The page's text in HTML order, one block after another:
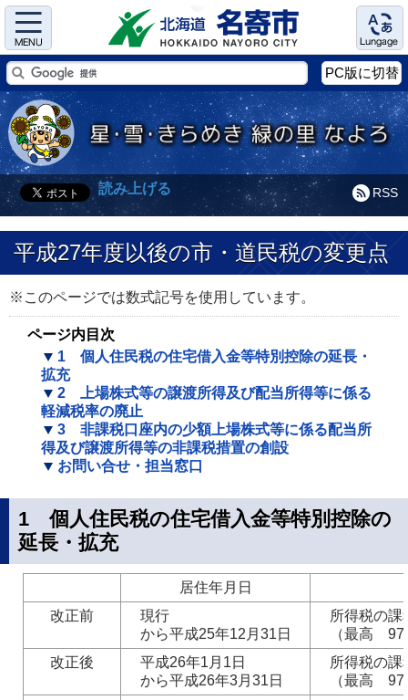
Menu Language
PC版に切替
RSS
読み上げる
平成27年度以後の市・道民税の変更点
※このページでは数式記号を使用しています。
ページ内目次
1 個人住民税の住宅借入金等特別控除の延長・
拡充
2 上場株式等の譲渡所得及び配当所得等に係る
軽減税率の廃止
3 非課税口座内の少額上場株式等に係る配当所
得及び譲渡所得等の非課税措置の創設
お問い合せ・担当窓口
1 個人住民税の住宅借入金等特別控除の
延長・拡充
居住年月日
改正前
現行
から平成25年12月31日
所得税の課
（最高
改正後
平成26年1月1日
から平成26年3月31日
所得税の課
（最高